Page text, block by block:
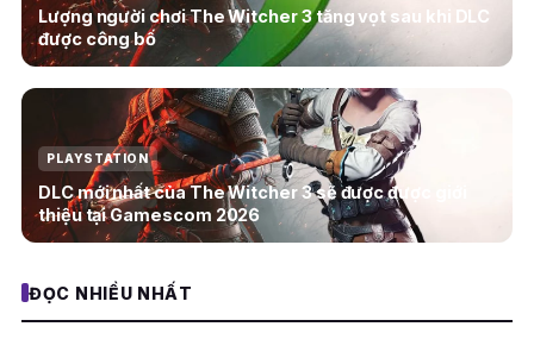
Lượng người chơi The Witcher 3 tăng vọt sau khi DLC
được công bố
PLAYSTATION
DLC mới nhất của The Witcher 3 sẽ được được giới
thiệu tại Gamescom 2026
ĐỌC NHIỀU NHẤT